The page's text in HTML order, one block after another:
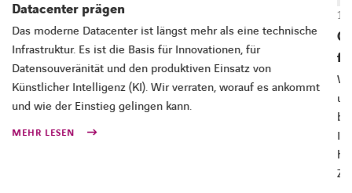
Datacenter prägen
Das moderne Datacenter ist längst mehr als eine technische
Infrastruktur. Es ist die Basis für Innovationen, für
Datensouveränität und den produktiven Einsatz von
Künstlicher Intelligenz (KI). Wir verraten, worauf es ankommt
und wie der Einstieg gelingen kann.
MEHR LESEN